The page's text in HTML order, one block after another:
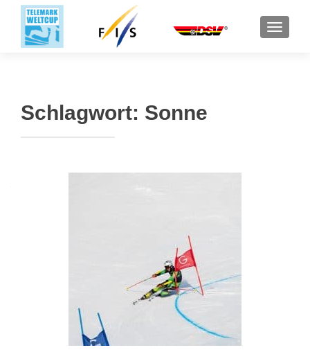
Schlagwort: Sonne